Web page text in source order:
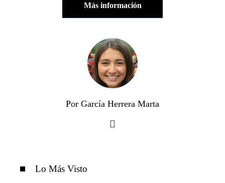
Más información
Por García Herrera Marta
Lo Más Visto